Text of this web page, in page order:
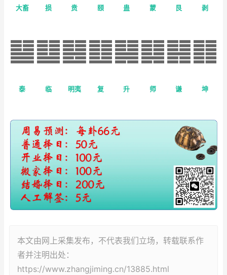
大畜 损 贲 颐 蛊 蒙 艮 剥
泰 临 明夷 复 升 师 谦 坤
本文由网上采集发布，不代表我们立场，转载联系作
者并注明出处：
https://www.zhangjiming.cn/13885.html